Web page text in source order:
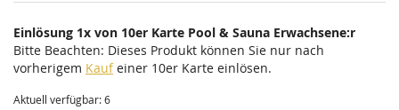
Einlösung 1x von 10er Karte Pool & Sauna Erwachsene:r
Bitte Beachten: Dieses Produkt können Sie nur nach
vorherigem Kaufeiner 10er Karte einlösen.
Aktuell verfügbar: 6